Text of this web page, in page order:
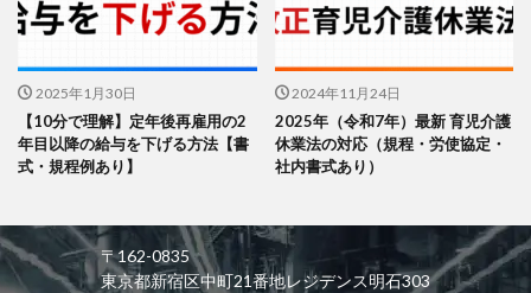
2025年1月30日
【10分で理解】定年後再雇用の2
年目以降の給与を下げる方法【書
式・規程例あり】
2024年11月24日
2025年（令和7年）最新 育児介護
休業法の対応（規程・労使協定・
社内書式あり）
〒162-0835
東京都新宿区中町21番地レジデンス明石303